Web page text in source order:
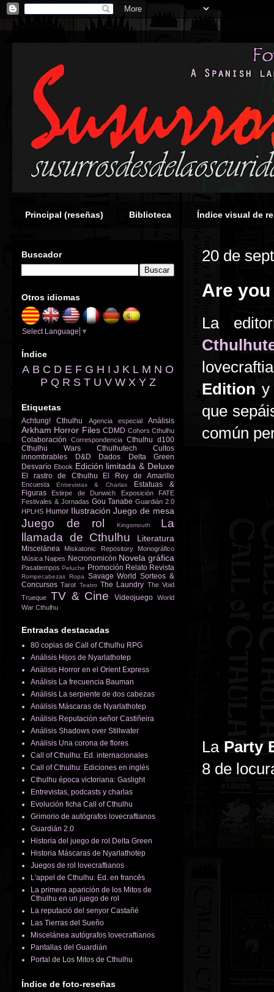
Principal (reseñas) Biblioteca Índice visual de
20 de
Are
La
Edition
que
común
La Party
8 de
Buscador
Otros idiomas
Select Language ▼
Índice
A B C D E F G H I J K L M N O
P Q R S T U V W X Y Z
Etiquetas
Achtung! Cthulhu Agencia especial Análisis
Arkham Horror Files CDMD Cohors Cthulhu
Colaboración Correspondencia Cthulhu d100
Cthulhu Wars
Cthulhutech
Cultos
innombrables
D&D Dados
Delta Green
Desvarío Ebook Edición limitada & Deluxe
El rastro de Cthulhu El Rey de Amarillo
Encuesta Entrevistas & Charlas
Estatuas &
Figuras
Estirpe de Dunwich Exposición
FATE
Festivales & Jornadas Gou Tanabe Guardián 2.0
HPLHS Humor Ilustración Juego de mesa
Juego de rol Kingsmouth
La
llamada de Cthulhu
Literatura
Miscelánea Miskatonic Repository
Monográfico
Música Naipes Necronomicón Novela gráfica
Pasatiempos Peluche Promoción Relato Revista
Rompecabezas Ropa Savage World Sorteos &
Concursos Tarot Teatro The Laundry The Void
Trueque TV & Cine Videojuego World
War Cthulhu
Entradas destacadas
80 copias de Call of Cthulhu RPG
Análisis Hijos de Nyarlathotep
Análisis Horror en el Orient Express
Análisis La frecuencia Bauman
Análisis La serpiente de dos cabezas
Análisis Máscaras de Nyarlathotep
Análisis Reputación señor Castiñeira
Análisis Shadows over Stillwater
Análisis Una corona de flores
Call of Cthulhu: Ed. internacionales
Call of Cthulhu: Ediciones en inglés
Cthulhu época victoriana: Gaslight
Entrevistas, podcasts y charlas
Evolución ficha Call of Cthulhu
Grimorio de autógrafos lovecraftianos
Guardián 2.0
Historia del juego de rol Delta Green
Historia Máscaras de Nyarlathotep
Juegos de rol lovecraftianos
L'appel de Cthulhu: Ed. en francés
La primera aparición de los Mitos de
Cthulhu en un juego de rol
La reputació del senyor Castañé
Las Tierras del Sueño
Miscelánea autógrafos lovecraftianos
Pantallas del Guardián
Portal de Los Mitos de Cthulhu
Índice de foto-reseñas